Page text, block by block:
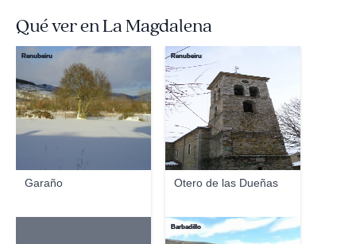
Qué ver en La Magdalena
Garaño
Renubeiru
Otero de las Dueñas
Renubeiru
Barbadillo